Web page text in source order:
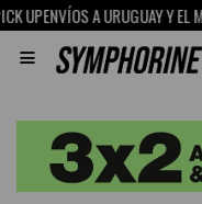
UPENVÍOS A URUGUAY Y EL
